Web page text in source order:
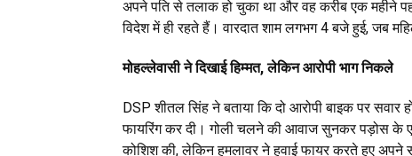
अपने पति से तलाक हो चुका था और वह करीब एक महीने
विदेश में ही रहते हैं। वारदात शाम लगभग 4 बजे हुई, जब
मोहल्लेवासी ने दिखाई हिम्मत, लेकिन आरोपी भाग निकले
DSP शीतल सिंह ने बताया कि दो आरोपी बाइक पर
फायरिंग कर दी। गोली चलने की आवाज सुनकर पड़ोस के
कोशिश की, लेकिन हमलावर ने हवाई फायर करते हुए अपने